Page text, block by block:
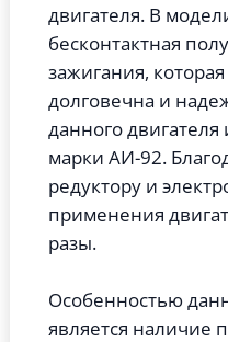
двигателя. В
бесконтактная
зажигания,
долговечна и
данного
марки АИ-92.
редуктору и
применения
разы.
Особенностью
является наличие